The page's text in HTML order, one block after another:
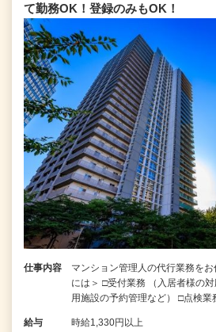
て勤務OK！登録のみもOK！
仕事内容
マンション管理人の代行業務を
には＞ □受付業務 （入居者様の
用施設の予約管理など） □点検業
給与 時給1,330円以上